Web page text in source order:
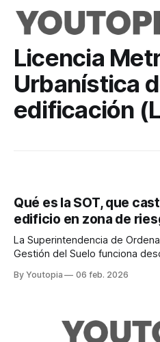
Licencia
Urbanística
edificación
Qué es la SOT, que
edificio en zona de
La Superintendencia de
Gestión del Suelo funciona
2'669.836.
By Youtopia 06 feb. 2026